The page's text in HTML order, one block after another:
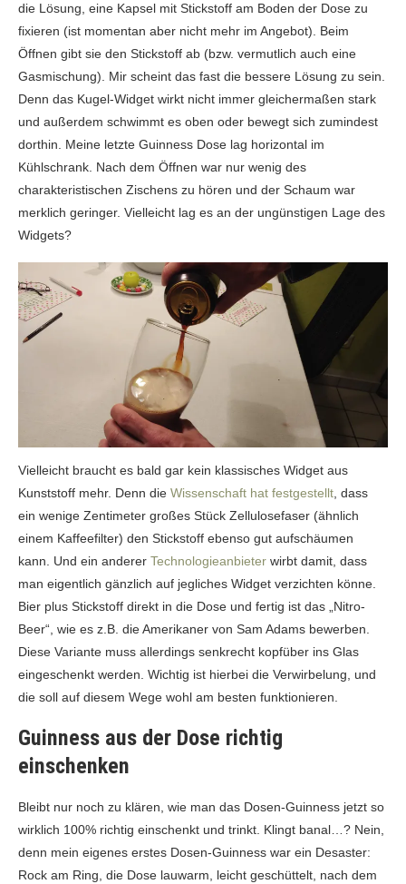
die Lösung, eine Kapsel mit Stickstoff am Boden der Dose zu
fixieren (ist momentan aber nicht mehr im Angebot). Beim
Öffnen gibt sie den Stickstoff ab (bzw. vermutlich auch eine
Gasmischung). Mir scheint das fast die bessere Lösung zu sein.
Denn das Kugel-Widget wirkt nicht immer gleichermaßen stark
und außerdem schwimmt es oben oder bewegt sich zumindest
dorthin. Meine letzte Guinness Dose lag horizontal im
Kühlschrank. Nach dem Öffnen war nur wenig des
charakteristischen Zischens zu hören und der Schaum war
merklich geringer. Vielleicht lag es an der ungünstigen Lage des
Widgets?
Vielleicht braucht es bald gar kein klassisches Widget aus
Kunststoff mehr. Denn die Wissenschaft hat festgestellt, dass
ein wenige Zentimeter großes Stück Zellulosefaser (ähnlich
einem Kaffeefilter) den Stickstoff ebenso gut aufschäumen
kann. Und ein anderer Technologieanbieter wirbt damit, dass
man eigentlich gänzlich auf jegliches Widget verzichten könne.
Bier plus Stickstoff direkt in die Dose und fertig ist das „Nitro-
Beer“, wie es z.B. die Amerikaner von Sam Adams bewerben.
Diese Variante muss allerdings senkrecht kopfüber ins Glas
eingeschenkt werden. Wichtig ist hierbei die Verwirbelung, und
die soll auf diesem Wege wohl am besten funktionieren.
Guinness aus der Dose richtig
einschenken
Bleibt nur noch zu klären, wie man das Dosen-Guinness jetzt so
wirklich 100% richtig einschenkt und trinkt. Klingt banal…? Nein,
denn mein eigenes erstes Dosen-Guinness war ein Desaster:
Rock am Ring, die Dose lauwarm, leicht geschüttelt, nach dem